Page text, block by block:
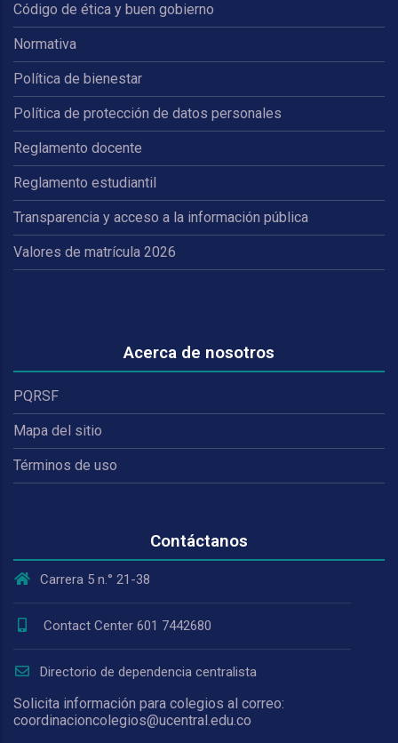
Código de ética y buen gobierno
Normativa
Política de bienestar
Política de protección de datos personales
Reglamento docente
Reglamento estudiantil
Transparencia y acceso a la información pública
Valores de matrícula 2026
Acerca de nosotros
PQRSF
Mapa del sitio
Términos de uso
Contáctanos
Carrera 5 n.° 21-38
Contact Center 601 7442680
Directorio de dependencia centralista
Solicita información para colegios al correo:
coordinacioncolegios@ucentral.edu.co